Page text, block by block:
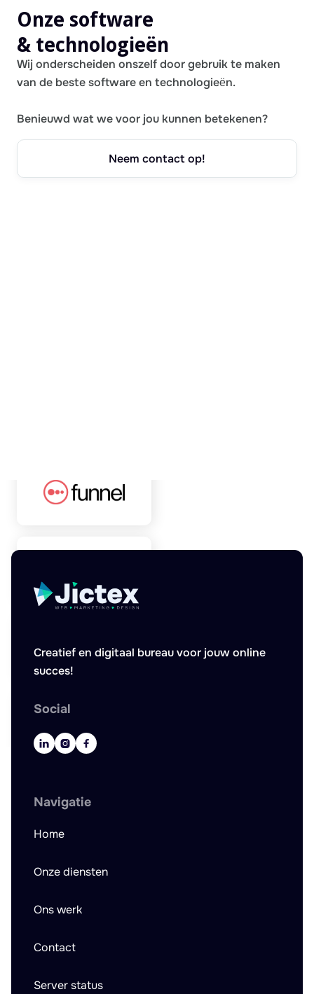
Onze software
& technologieën
Wij onderscheiden onszelf door gebruik te maken
van de beste software en technologieën.
Benieuwd wat we voor jou kunnen betekenen?
Neem contact op!
Creatief en digitaal bureau voor jouw online
succes!
Social
  
Navigatie
Home
Onze diensten
Ons werk
Contact
Server status